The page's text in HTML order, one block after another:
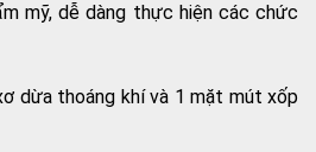
mỹ, dễ dàng thực hiện các chức
dừa thoáng khí và 1 mặt mút xốp